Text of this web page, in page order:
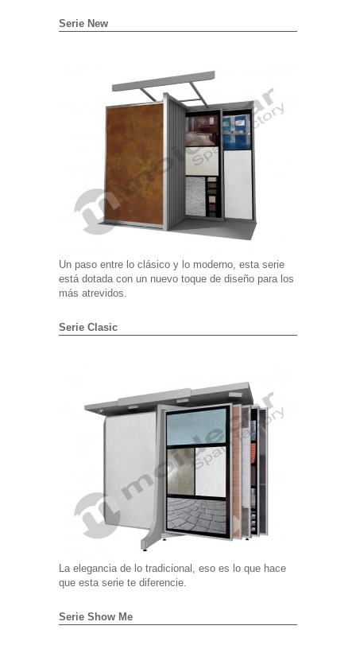
Serie New
Un paso entre lo clásico y lo moderno, esta serie
está dotada con un nuevo toque de diseño para los
más atrevidos.
Serie Clasic
La elegancia de lo tradicional, eso es lo que hace
que esta serie te diferencie.
Serie Show Me